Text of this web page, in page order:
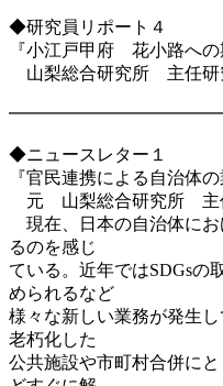
◆研究員リポート４
『小江戸甲府 花小路への
山梨総合研究所 主任
◆ニュースレター１
『官民連携による自治体
元 山梨総合研究所
現在、日本の自治体にお
るのを感じ
ている。近年ではSDGsの
められるなど
様々な新しい業務が発生
老朽化した
公共施設や市町村合併に